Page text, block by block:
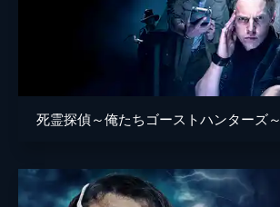
死霊探偵～俺たちゴーストハンターズ～